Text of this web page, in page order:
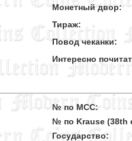
Монетный двор:
Тираж:
Повод чеканки:
Интересно
№ по MCC:
№ по Krause (38th
Государство: